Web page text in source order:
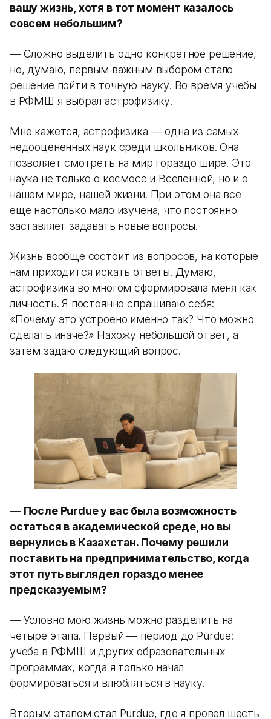
вашу жизнь, хотя в тот момент казалось
совсем небольшим?
— Сложно выделить одно конкретное решение,
но, думаю, первым важным выбором стало
решение пойти в точную науку. Во время учебы
в РФМШ я выбрал астрофизику.
Мне кажется, астрофизика — одна из самых
недооцененных наук среди школьников. Она
позволяет смотреть на мир гораздо шире. Это
наука не только о космосе и Вселенной, но и о
нашем мире, нашей жизни. При этом она все
еще настолько мало изучена, что постоянно
заставляет задавать новые вопросы.
Жизнь вообще состоит из вопросов, на которые
нам приходится искать ответы. Думаю,
астрофизика во многом сформировала меня как
личность. Я постоянно спрашиваю себя:
«Почему это устроено именно так? Что можно
сделать иначе?» Нахожу небольшой ответ, а
затем задаю следующий вопрос.
— После Purdue у вас была возможность
остаться в академической среде, но вы
вернулись в Казахстан. Почему решили
поставить на предпринимательство, когда
этот путь выглядел гораздо менее
предсказуемым?
— Условно мою жизнь можно разделить на
четыре этапа. Первый — период до Purdue:
учеба в РФМШ и других образовательных
программах, когда я только начал
формироваться и влюбляться в науку.
Вторым этапом стал Purdue, где я провел шесть